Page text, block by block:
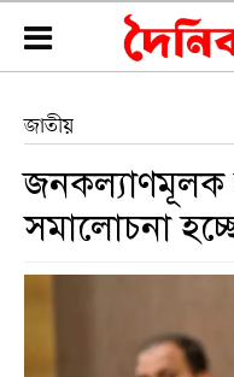
জাতীয়
জনকল্যাণমূলক
সমালোচনা